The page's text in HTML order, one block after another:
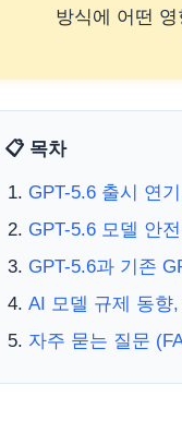
방식에 어떤
📋 목차
GPT-5.6 출시 연
GPT-5.6 모델 안
GPT-5.6과 기존
AI 모델 규제 동향
자주 묻는 질문